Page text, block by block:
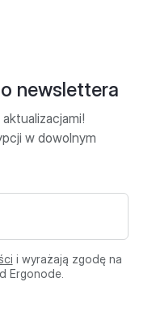
newslettera
w dowolnym
i wyrażają zgodę na
Ergonode.